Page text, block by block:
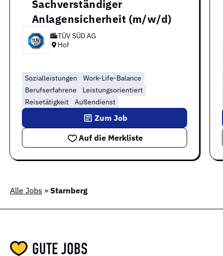
Sachverständiger
Anlagensicherheit (m/w/d)
TÜV SÜD AG
Hof
Sozialleistungen
Work-Life-Balance
Berufserfahrene
Leistungsorientiert
Reisetätigkeit
Außendienst
Auf die Merkliste
Zum Job
Alle Jobs » Starnberg